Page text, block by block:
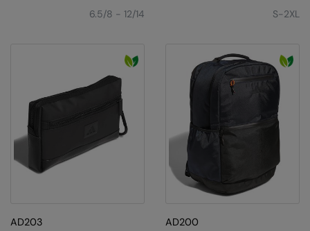
6.5/8 - 12/14 S-2XL
AD203 AD200